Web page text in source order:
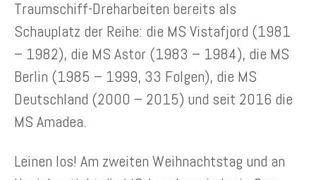
Traumschiff-Dreharbeiten bereits als
Schauplatz der Reihe: die MS Vistafjord (1981
– 1982), die MS Astor (1983 – 1984), die MS
Berlin (1985 – 1999, 33 Folgen), die MS
Deutschland (2000 – 2015) und seit 2016 die
MS Amadea.
Leinen los! Am zweiten Weihnachtstag und an